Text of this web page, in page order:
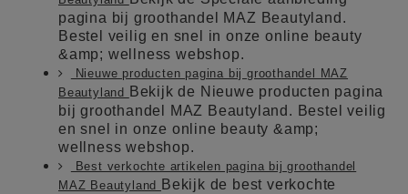
pagina bij groothandel MAZ Beautyland.
Bestel veilig en snel in onze online beauty
&amp; wellness webshop.
Nieuwe producten pagina bij groothandel MAZ
Beautyland Bekijk de Nieuwe producten pagina
bij groothandel MAZ Beautyland. Bestel veilig
en snel in onze online beauty &amp;
wellness webshop.
Best verkochte artikelen pagina bij groothandel
MAZ Beautyland Bekijk de best verkochte